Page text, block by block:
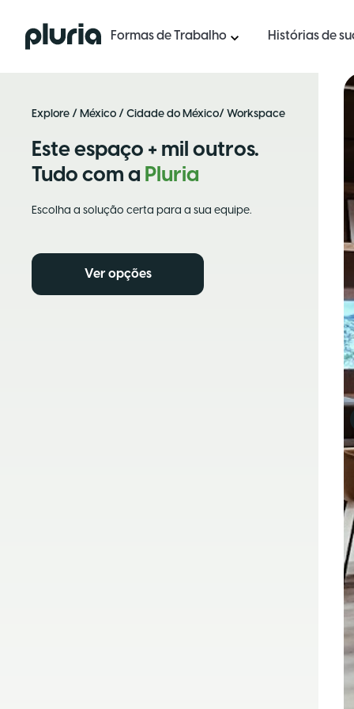
Logo Pluria Formas de Trabalho Histórias de
Explore / México / Cidade do México/ Workspace
Este espaço + mil outros.
Tudo com a Pluria
Escolha a solução certa para a sua equipe.
Ver opções